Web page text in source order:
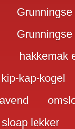
hakkemak
kip-kap-kogel
sloap lekker